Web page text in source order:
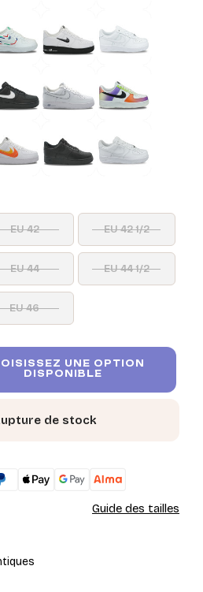
EU 42 EU 42 1/2
EU 44 EU 44 1/2
EU 46
UNE OPTION
DISPONIBLE
de stock
Guide des tailles